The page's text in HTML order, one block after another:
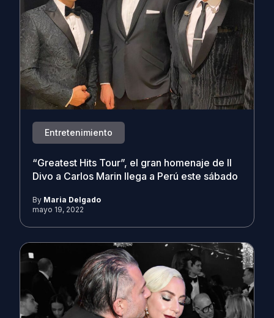
Entretenimiento
“Greatest Hits Tour”, el gran homenaje de Il
Divo a Carlos Marin llega a Perú este sábado
By Maria Delgado
mayo 19, 2022